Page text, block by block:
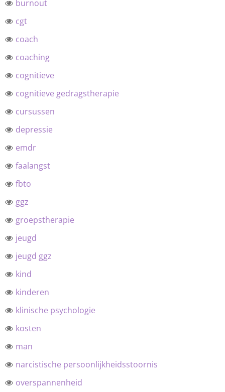
burnout
cgt
coach
coaching
cognitieve
cognitieve gedragstherapie
cursussen
depressie
emdr
faalangst
fbto
ggz
groepstherapie
jeugd
jeugd ggz
kind
kinderen
klinische psychologie
kosten
man
narcistische persoonlijkheidsstoornis
overspannenheid